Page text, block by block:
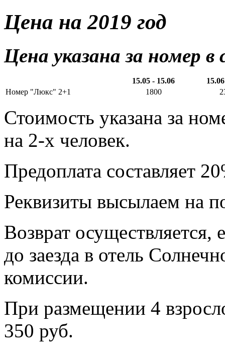
Цена на 2019 год
Цена указана за номер в
15.05 - 15.06
Номер "Люкс" 2+1
1800
Стоимость указана за
на 2-х человек.
Предоплата составляет
Реквизиты высылаем на
Возврат осуществляется,
до заезда в отель
комиссии.
При размещении 4
350 руб.